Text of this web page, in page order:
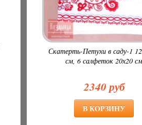
Скатерть-Петухи в саду-1
см, 6 салфеток 20х20 см
2340 руб